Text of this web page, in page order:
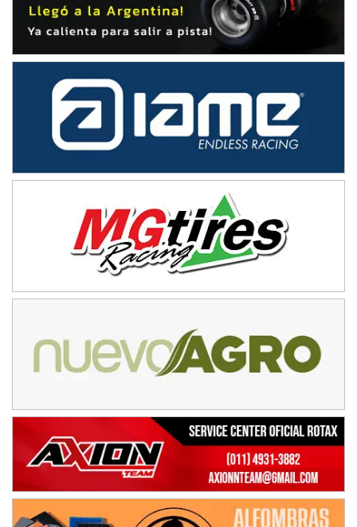
Avellaneda (Santa Fe)
SUR SANTAFESINO - F4
José Samuel Sánchez (Tierra)
TUCUMANO - F5
Juan Navarro (Asfalto)
El Timbó (Tucumán)